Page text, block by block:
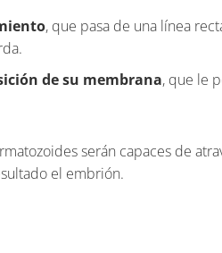
, que pasa de una línea
de su membrana, que le
serán capaces de
el embrión.